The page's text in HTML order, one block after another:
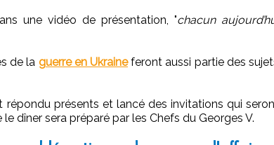
une vidéo de présentation, "chacun
de la guerre en Ukraineferont aussi partie des
présents et lancé des invitations qui
dîner sera préparé par les Chefs du Georges V.